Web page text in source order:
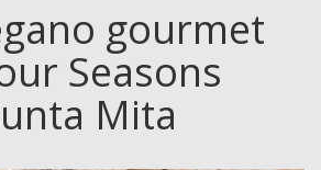
RENTAS gourmet
Seasons
Mita